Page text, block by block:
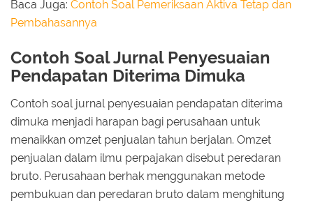
Baca Juga: Contoh Soal Pemeriksaan Aktiva Tetap dan
Pembahasannya
Contoh Soal Jurnal Penyesuaian
Pendapatan Diterima Dimuka
Contoh soal jurnal penyesuaian pendapatan diterima
dimuka menjadi harapan bagi perusahaan untuk
menaikkan omzet penjualan tahun berjalan. Omzet
penjualan dalam ilmu perpajakan disebut peredaran
bruto. Perusahaan berhak menggunakan metode
pembukuan dan peredaran bruto dalam menghitung